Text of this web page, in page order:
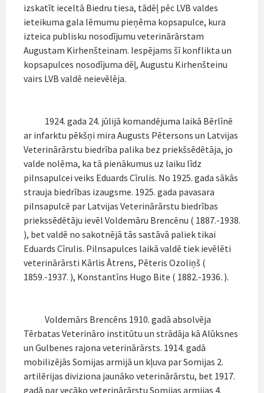
izskatīt ieceltā Biedru tiesa, tādēļ pēc LVB valdes
ieteikuma gala lēmumu pieņēma kopsapulce, kura
izteica publisku nosodījumu veterinārārstam
Augustam Kirhenšteinam. Iespējams šī konflikta un
kopsapulces nosodījuma dēļ, Augustu Kirhenšteinu
vairs LVB valdē neievēlēja.
1924. gada 24. jūlijā komandējuma laikā Bērlīnē
ar infarktu pēkšņi mira Augusts Pētersons un Latvijas
Veterinārārstu biedrība palika bez priekšsēdētāja, jo
valde nolēma, ka tā pienākumus uz laiku līdz
pilnsapulcei veiks Eduards Cīrulis. No 1925. gada sākās
strauja biedrības izaugsme. 1925. gada pavasara
pilnsapulcē par Latvijas Veterinārārstu biedrības
priekssēdētāju ievēl Voldemāru Brencēnu ( 1887.-1938.
), bet valdē no sakotnējā tās sastāvā paliek tikai
Eduards Cīrulis. Pilnsapulces laikā valdē tiek ievēlēti
veterinārārsti Kārlis Ātrens, Pēteris Ozoliņš (
1859.-1937. ), Konstantīns Hugo Bite ( 1882.-1936. ).
Voldemārs Brencēns 1910. gadā absolvēja
Tērbatas Veterināro institūtu un strādāja kā Alūksnes
un Gulbenes rajona veterinārārsts. 1914. gadā
mobilizējās Somijas armijā un kļuva par Somijas 2.
artilērijas diviziona jaunāko veterinārārstu, bet 1917.
gadā par vecāko veterinārārstu Somijas armijas 4.